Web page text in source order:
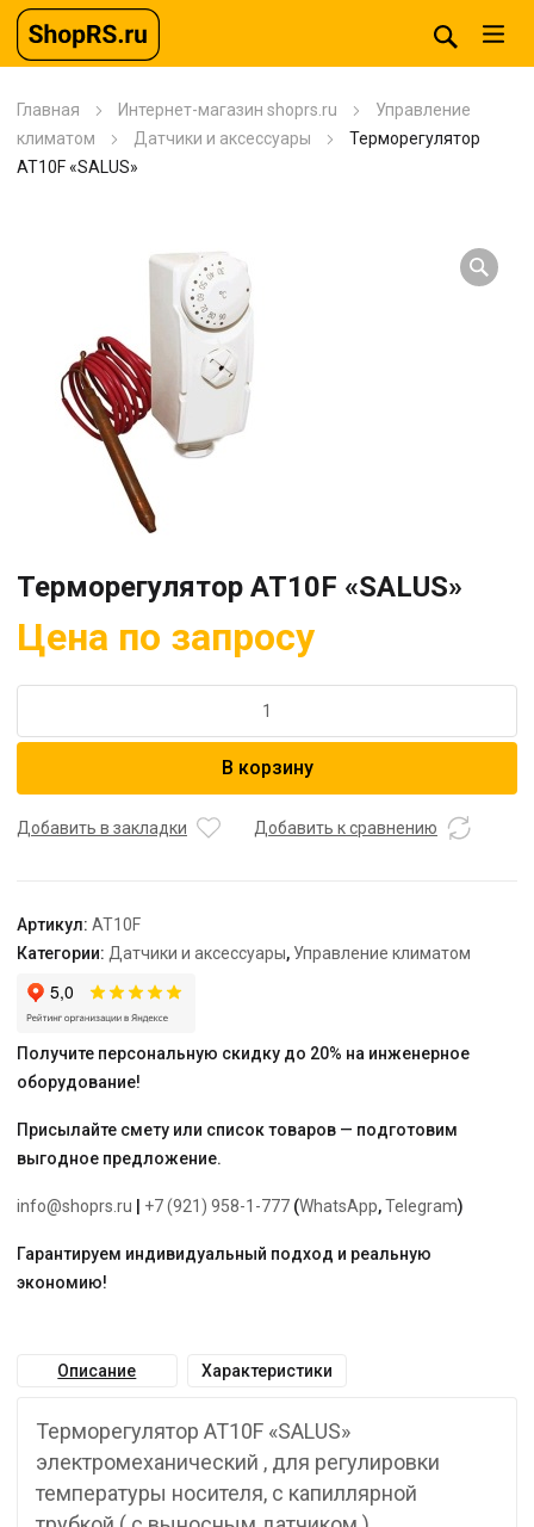
Главная Интернет-магазин shoprs.ru
Управление
климатом
Датчики и аксессуары
Терморегулятор
AT10F «SALUS»
Терморегулятор AT10F «SALUS»
Цена по запросу
Терморегулятор
В корзину
Добавить в закладки Добавить к сравнению
Артикул: AT10F
Категории: Датчики и аксессуары, Управление климатом
Получите персональную скидку до 20% на инженерное
оборудование!
Присылайте смету или список товаров — подготовим
выгодное предложение.
info@shoprs.ru +7 (921) 958-1-777 (WhatsApp,Telegram)
Гарантируем индивидуальный подход и реальную
экономию!
Описание Характеристики
Терморегулятор AT10F «SALUS»
электромеханический , для регулировки
температуры носителя, с капиллярной